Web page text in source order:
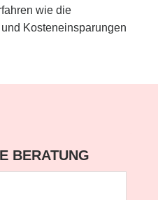
wie die
Kosteneinsparungen
BERATUNG